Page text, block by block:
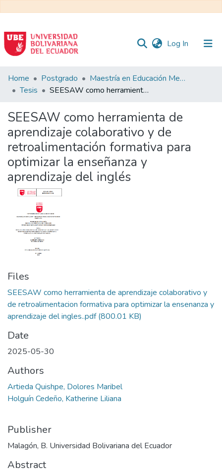
Log In (current)
Communities
&
All of DSpace
Statistics
Home Postgrado
Maestría en Educación Mención en Pedagogía en Entornos Digitales
Tesis
SEESAW como herramienta de aprendizaje colaborativo y de retroalimentación formativa para optimizar la enseñanza y aprendizaje del inglés
SEESAW como herramienta de
aprendizaje colaborativo y de
retroalimentación formativa para
optimizar la enseñanza y
aprendizaje del inglés
Files
SEESAW como herramienta de aprendizaje colaborativo y
de retroalimentacion formativa para optimizar la ensenanza y
aprendizaje del ingles..pdf(800.01 KB)
Date
2025-05-30
Authors
Artieda Quishpe, Dolores Maribel
Holguín Cedeño, Katherine Liliana
Publisher
Malagón, B. Universidad Bolivariana del Ecuador
Abstract